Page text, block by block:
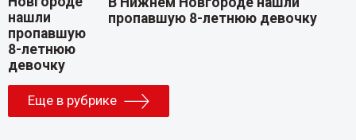
пропавшую 8-летнюю девочку
Еще в рубрике